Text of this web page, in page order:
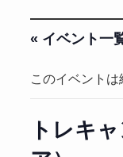
« イベント一
このイベントは
トレキ